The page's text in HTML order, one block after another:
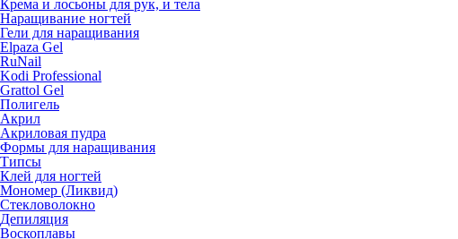
Крема и лосьоны для рук, и тела
Наращивание ногтей
Гели для наращивания
Elpaza Gel
RuNail
Kodi Professional
Grattol Gel
Полигель
Акрил
Акриловая пудра
Формы для наращивания
Типсы
Клей для ногтей
Мономер (Ликвид)
Стекловолокно
Депиляция
Воскоплавы